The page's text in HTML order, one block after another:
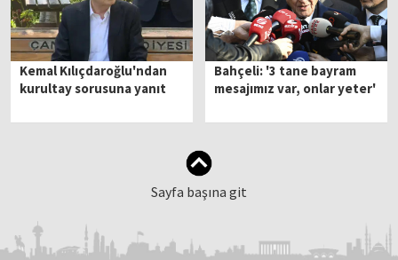
Kemal Kılıçdaroğlu'ndan
kurultay sorusuna yanıt
Bahçeli: '3 tane bayram
mesajımız var, onlar yeter'
Sayfa başına git